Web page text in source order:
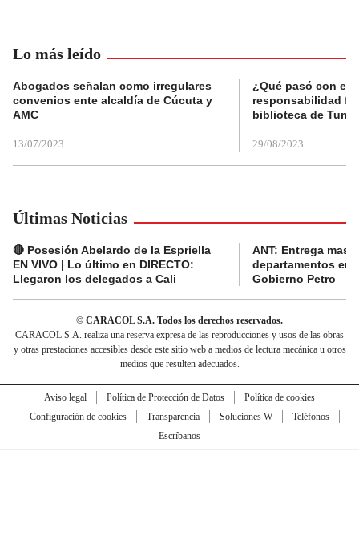
Lo más leído
Abogados señalan como irregulares
convenios ente alcaldía de Cúcuta y
AMC
13/07/2023
¿Qué pasó con el
responsabilidad
biblioteca de
29/08/2023
Últimas Noticias
🔴 Posesión Abelardo de la Espriella
EN VIVO | Lo último en DIRECTO:
Llegaron los delegados a Cali
ANT: Entrega
departamentos en
Gobierno Petro
© CARACOL S.A. Todos los derechos reservados.
CARACOL S.A. realiza una reserva expresa de las reproducciones y usos de las obras
y otras prestaciones accesibles desde este sitio web a medios de lectura mecánica u otros
medios que resulten adecuados.
Aviso legal Política de Protección de Datos
Política de cookies
Configuración de cookies
Transparencia Soluciones W
Teléfonos
Escríbanos